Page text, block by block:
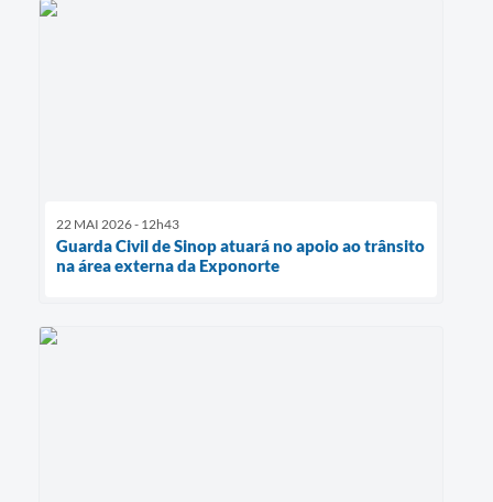
22 MAI 2026 - 12h43
Guarda Civil de Sinop atuará no apoio ao trânsito
na área externa da Exponorte